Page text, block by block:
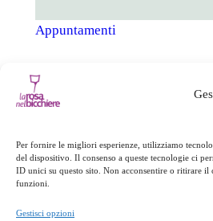
Per fornire le migliori esperienze, utilizziamo
del dispositivo. Il consenso a queste tecnologie ci
ID unici su questo sito. Non acconsentire o ritirare il
funzioni.
Gestisci opzioni
Appuntamenti